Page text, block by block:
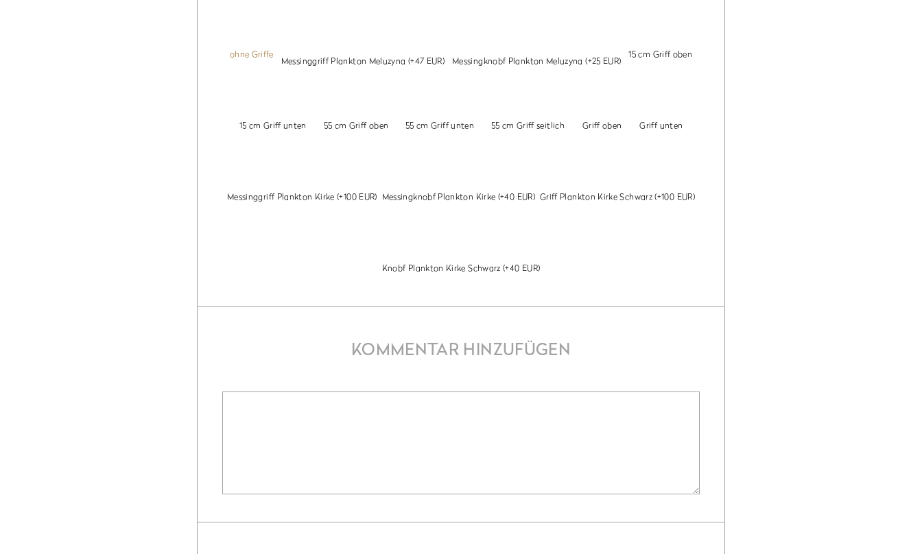
ohne Griffe
Messinggriff Plankton Meluzyna (+47 EUR) Messingknobf Plankton Meluzyna (+25 EUR)
15 cm Griff oben
15 cm Griff unten 55 cm Griff oben 55 cm Griff unten 55 cm Griff seitlich Griff oben Griff unten
Messinggriff Plankton Kirke (+100 EUR) Messingknobf Plankton Kirke (+40 EUR) Griff Plankton Kirke Schwarz (+100 EUR)
Knobf Plankton Kirke Schwarz (+40 EUR)
KOMMENTAR HINZUFÜGEN